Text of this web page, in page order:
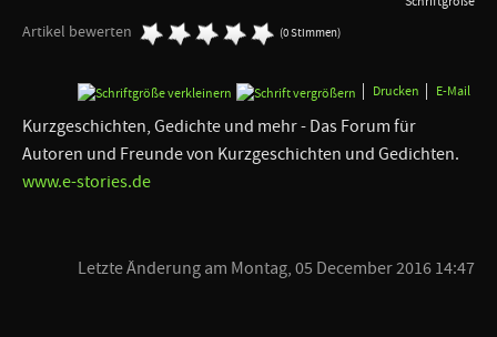
Artikel bewerten (0 Stimmen)
Drucken E-Mail
Kurzgeschichten, Gedichte und mehr - Das Forum für
Autoren und Freunde von Kurzgeschichten und Gedichten.
www.e-stories.de
Letzte Änderung am Montag, 05 December 2016 14:47